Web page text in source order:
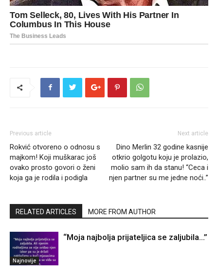
Previous article
Rokvić otvoreno o odnosu s
majkom! Koji muškarac još
ovako prosto govori o ženi
koja ga je rodila i podigla
Next article
Dino Merlin 32 godine kasnije
otkrio golgotu koju je prolazio,
molio sam ih da stanu! “Ceca i
njen partner su me jedne noći..”
RELATED ARTICLES MORE FROM AUTHOR
Najnovije
“Moja najbolja prijateljica se zaljubila…”